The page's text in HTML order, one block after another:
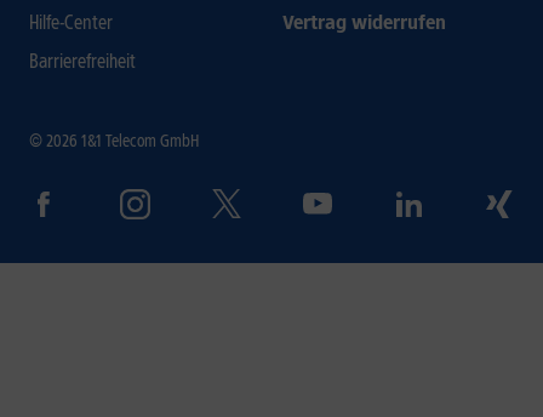
Hilfe-Center
Barrierefreiheit
Vertrag widerrufen
© 2026 1&1 Telecom GmbH